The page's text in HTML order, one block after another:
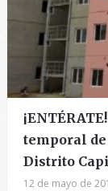
temporal de
Distrito
12 de mayo de